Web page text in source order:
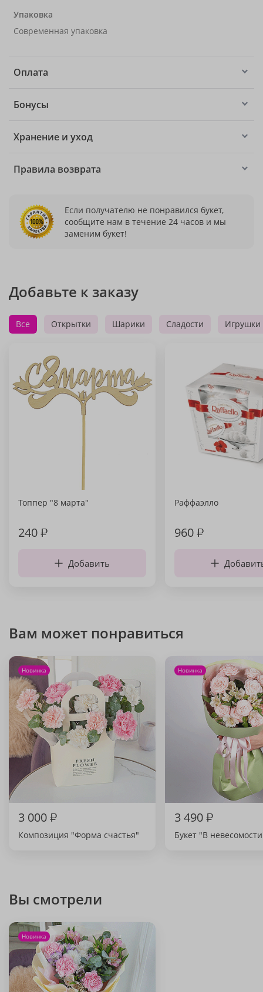
Упаковка
Современная упаковка
Оплата
Бонусы
Хранение и уход
Правила возврата
Если получателю не понравился букет,
сообщите нам в течение 24 часов и мы
заменим букет!
Добавьте к заказу
Все Открытки Шарики Сладости Игрушки
Топпер "8 марта"
240₽
Добавить
Раффаэлло
960₽
Вам может понравиться
Новинка
3 000₽
Композиция "Форма счастья"
Новинка
3 490₽
Букет "В
Вы смотрели
Новинка